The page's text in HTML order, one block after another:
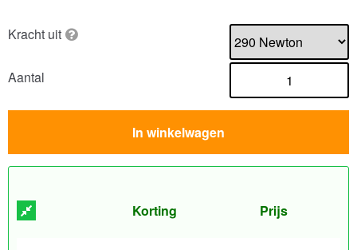
Kracht uit
Aantal
In winkelwagen
Korting Prijs